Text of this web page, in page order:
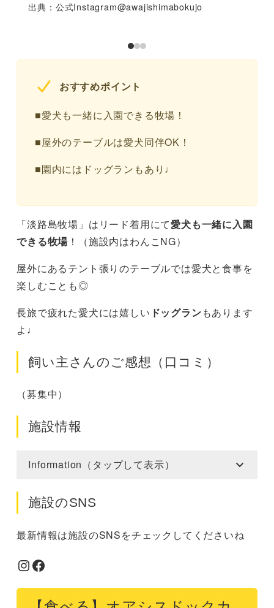
出典：公式Instagram@awajishimabokujo
おすすめポイント
■愛犬も一緒に入園できる牧場！
■屋外のテーブルは愛犬同伴OK！
■園内にはドッグランもあり♩
「淡路島牧場」はリード着用にて愛犬も一緒に入園
できる牧場 ！（施設内はわんこNG）
屋外にあるテント張りのテーブルでは愛犬と食事を
楽しむことも◎
長旅で疲れた愛犬には嬉しい ドッグランもあります
よ♩
飼い主さんのご感想（口コミ）
（募集中）
施設情報
Information（タップして表示）
施設のSNS
最新情報は施設のSNSをチェックしてくださいね
Instagram
Facebook